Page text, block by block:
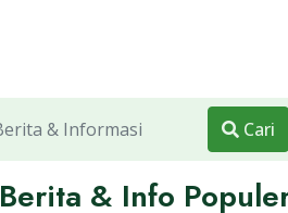
Cari
Berita & Info